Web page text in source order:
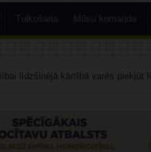
Tulkošana Mūsu komanda
līdzšinējā kārtībā varēs piekļūt